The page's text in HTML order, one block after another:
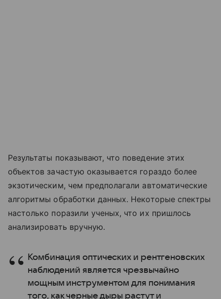
Результаты показывают, что поведение этих
объектов зачастую оказывается гораздо более
экзотическим, чем предполагали автоматические
алгоритмы обработки данных. Некоторые спектры
настолько поразили ученых, что их пришлось
анализировать вручную.
Комбинация оптических и рентгеновских
наблюдений является чрезвычайно
мощным инструментом для понимания
того, как черные дыры растут и